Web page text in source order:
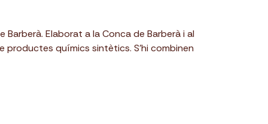
Elaborat a la Conca de Barberà i al
químics sintètics. S’hi combinen